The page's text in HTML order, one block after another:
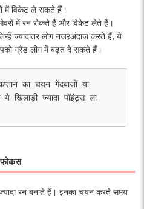
में विकेट ले सकते हैं।
में रन रोकते हैं और विकेट लेते हैं।
ज्यादातर लोग नजरअंदाज करते हैं, ये
ग्रैंड लीग में बढ़त दे सकते हैं।
का चयन गेंदबाजों या
खिलाड़ी ज्यादा पॉइंट्स ला
फोकस
रन बनाते हैं। इनका चयन करते समय: